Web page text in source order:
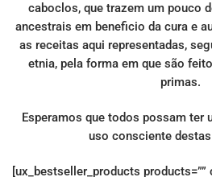
caboclos, que trazem um pouco
ancestrais em beneficio da cura e
as receitas aqui representadas,
etnia, pela forma em que são
primas.
Esperamos que todos possam ter
uso consciente
[ux_bestseller_products products=””